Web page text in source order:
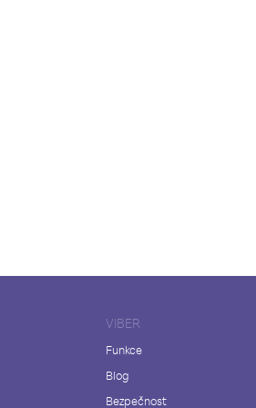
VIBER
Funkce
Blog
Bezpečnost